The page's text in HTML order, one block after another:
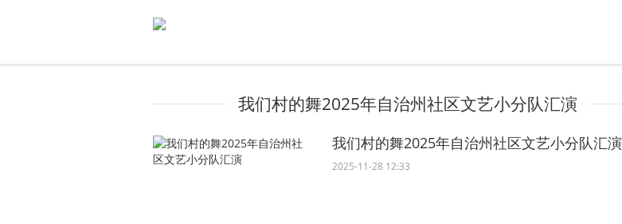
我们村的舞2025年自治州社区文艺小分队汇演
我们村的舞2025年自治州社区文艺小分队汇演
2025-11-28 12:33